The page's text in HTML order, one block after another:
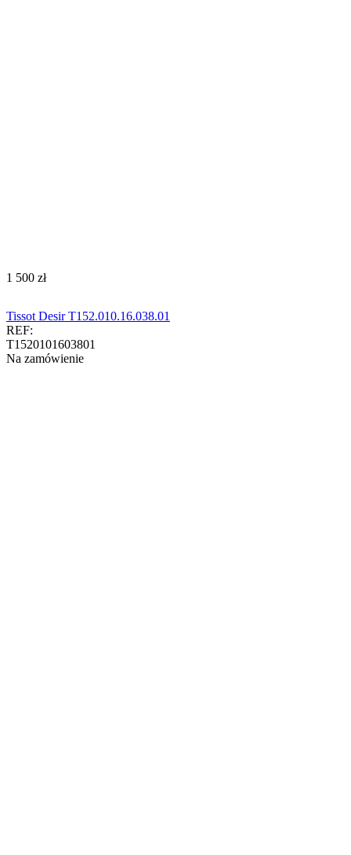
‍1 500‍ zł
Tissot Desir T152.010.16.038.01
REF:
T1520101603801
Na zamówienie